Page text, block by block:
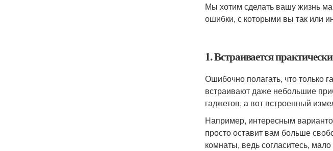
Мы хотим сделать вашу жизнь
ошибки, с которыми вы так или
1. Встраивается
Ошибочно полагать, что только
встраивают даже небольшие
гаджетов, а вот встроенный
Например, интересным
просто оставит вам больше
комнаты, ведь согласитесь,